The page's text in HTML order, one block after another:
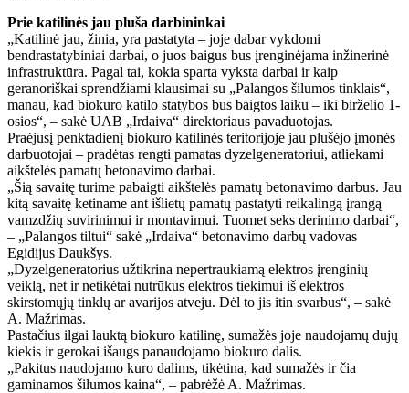
Prie katilinės jau pluša darbininkai
„Katilinė jau, žinia, yra pastatyta – joje dabar vykdomi
bendrastatybiniai darbai, o juos baigus bus įrenginėjama inžinerinė
infrastruktūra. Pagal tai, kokia sparta vyksta darbai ir kaip
geranoriškai sprendžiami klausimai su „Palangos šilumos tinklais“,
manau, kad biokuro katilo statybos bus baigtos laiku – iki birželio 1-
osios“, – sakė UAB „Irdaiva“ direktoriaus pavaduotojas.
Praėjusį penktadienį biokuro katilinės teritorijoje jau plušėjo įmonės
darbuotojai – pradėtas rengti pamatas dyzelgeneratoriui, atliekami
aikštelės pamatų betonavimo darbai.
„Šią savaitę turime pabaigti aikštelės pamatų betonavimo darbus. Jau
kitą savaitę ketiname ant išlietų pamatų pastatyti reikalingą įrangą
vamzdžių suvirinimui ir montavimui. Tuomet seks derinimo darbai“,
– „Palangos tiltui“ sakė „Irdaiva“ betonavimo darbų vadovas
Egidijus Daukšys.
„Dyzelgeneratorius užtikrina nepertraukiamą elektros įrenginių
veiklą, net ir netikėtai nutrūkus elektros tiekimui iš elektros
skirstomųjų tinklų ar avarijos atveju. Dėl to jis itin svarbus“, – sakė
A. Mažrimas.
Pastačius ilgai lauktą biokuro katilinę, sumažės joje naudojamų dujų
kiekis ir gerokai išaugs panaudojamo biokuro dalis.
„Pakitus naudojamo kuro dalims, tikėtina, kad sumažės ir čia
gaminamos šilumos kaina“, – pabrėžė A. Mažrimas.